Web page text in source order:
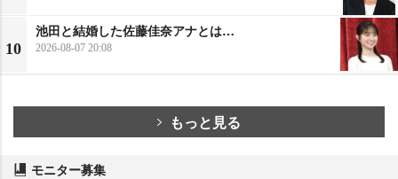
10
池田と結婚した佐藤佳奈アナとは…
2026-08-07 20:08
もっと見る
モニター募集